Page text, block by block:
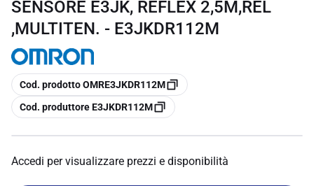
SENSORE E3JK, REFLEX 2,5M,REL
,MULTITEN. - E3JKDR112M
copia
Cod. prodotto OMRE3JKDR112M
copia
Cod. produttore E3JKDR112M
Accedi per visualizzare prezzi e disponibilità